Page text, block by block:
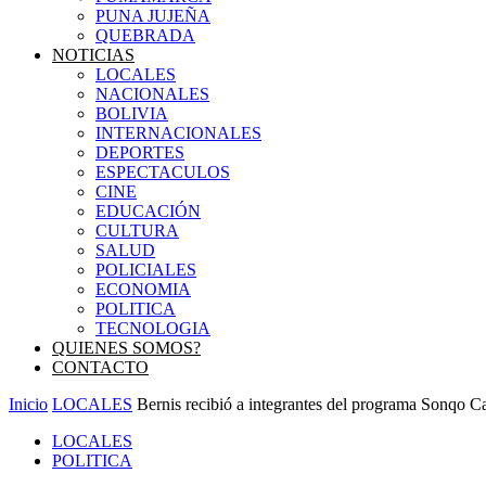
PUNA JUJEÑA
QUEBRADA
NOTICIAS
LOCALES
NACIONALES
BOLIVIA
INTERNACIONALES
DEPORTES
ESPECTACULOS
CINE
EDUCACIÓN
CULTURA
SALUD
POLICIALES
ECONOMIA
POLITICA
TECNOLOGIA
QUIENES SOMOS?
CONTACTO
Inicio LOCALES Bernis recibió a integrantes del programa Sonqo
LOCALES
POLITICA